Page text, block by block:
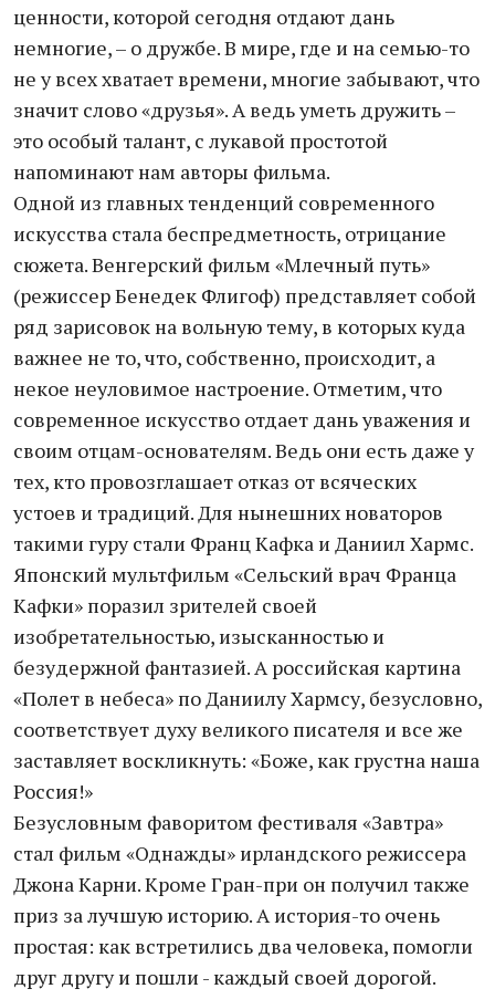
ценности, которой сегодня отдают дань
немногие, – о дружбе. В мире, где и на семью-то
не у всех хватает времени, многие забывают, что
значит слово «друзья». А ведь уметь дружить –
это особый талант, с лукавой простотой
напоминают нам авторы фильма.
Одной из главных тенденций современного
искусства стала беспредметность, отрицание
сюжета. Венгерский фильм «Млечный путь»
(режиссер Бенедек Флигоф) представляет собой
ряд зарисовок на вольную тему, в которых куда
важнее не то, что, собственно, происходит, а
некое неуловимое настроение. Отметим, что
современное искусство отдает дань уважения и
своим отцам-основателям. Ведь они есть даже у
тех, кто провозглашает отказ от всяческих
устоев и традиций. Для нынешних новаторов
такими гуру стали Франц Кафка и Даниил Хармс.
Японский мультфильм «Сельский врач Франца
Кафки» поразил зрителей своей
изобретательностью, изысканностью и
безудержной фантазией. А российская картина
«Полет в небеса» по Даниилу Хармсу, безусловно,
соответствует духу великого писателя и все же
заставляет воскликнуть: «Боже, как грустна наша
Россия!»
Безусловным фаворитом фестиваля «Завтра»
стал фильм «Однажды» ирландского режиссера
Джона Карни. Кроме Гран-при он получил также
приз за лучшую историю. А история-то очень
простая: как встретились два человека, помогли
друг другу и пошли - каждый своей дорогой.